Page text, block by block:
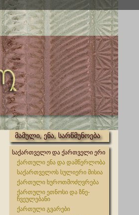
მამული, ენა, სარწმუნოება
საქართველო და ქართველი ერი
ქართული ენა და დამწერლობა
საქართველოს სულიერი მისია
ქართული ხუროთმოძღვრება
ქართული ეთნოსი და ზნე-
ჩვეულებანი
ქართული გვარები